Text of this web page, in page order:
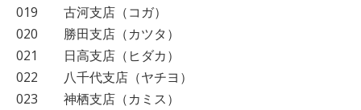
019 古河支店（コガ）
020 勝田支店（カツタ）
021 日高支店（ヒダカ）
022 八千代支店（ヤチヨ）
023 神栖支店（カミス）